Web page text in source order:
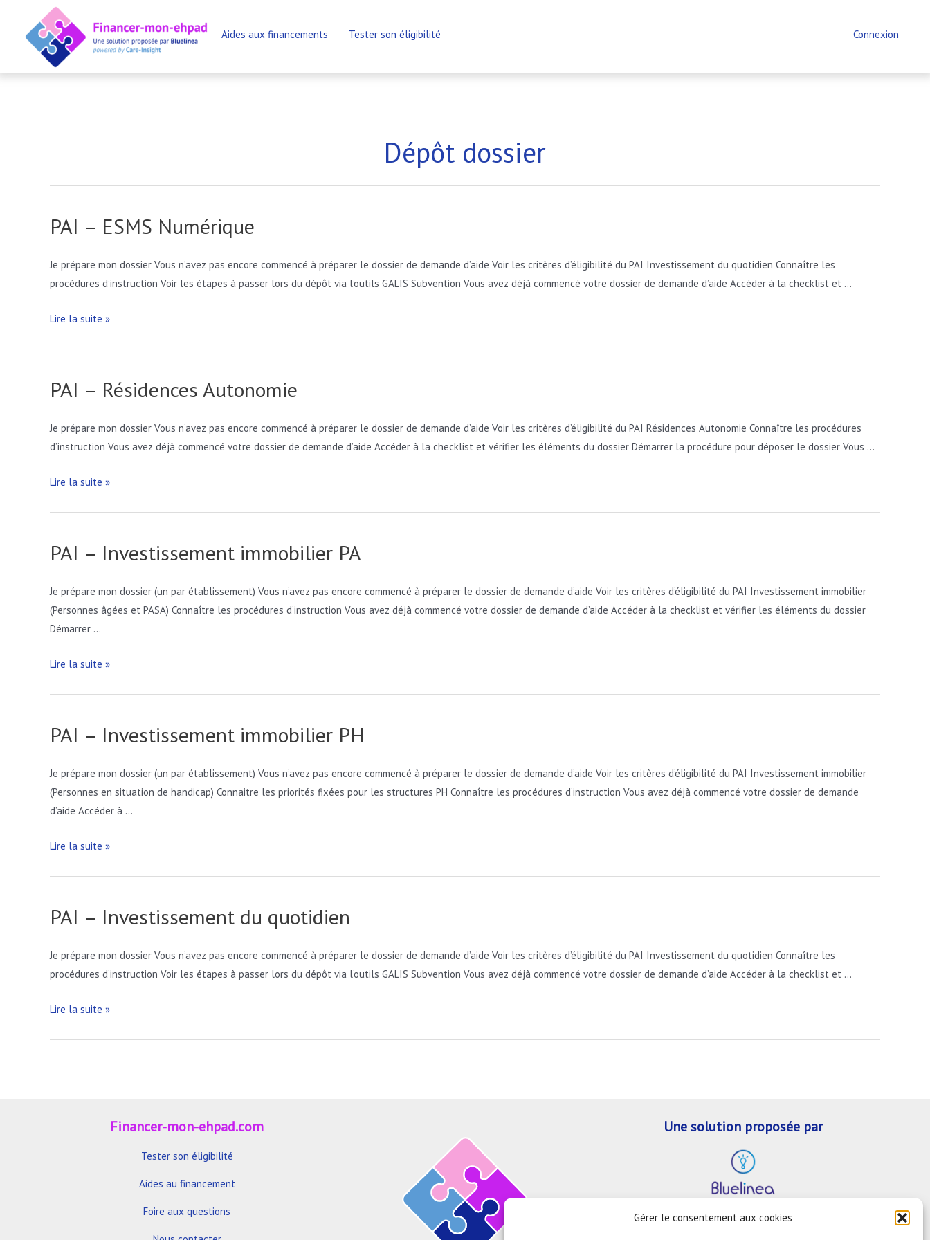
Gérer le consentement aux cookies
contenu
Aides aux financements Tester son éligibilité Connexion
Dépôt dossier
PAI – ESMS Numérique
Je prépare mon dossier Vous n’avez pas encore commencé à préparer le dossier de demande d’aide Voir les critères d’éligibilité du PAI Investissement du quotidien Connaître les
procédures d’instruction Voir les étapes à passer lors du dépôt via l’outils GALIS Subvention Vous avez déjà commencé votre dossier de demande d’aide Accéder à la checklist et …
PAI
Lire la suite »
PAI – Résidences Autonomie
Je prépare mon dossier Vous n’avez pas encore commencé à préparer le dossier de demande d’aide Voir les critères d’éligibilité du PAI Résidences Autonomie Connaître les procédures
d’instruction Vous avez déjà commencé votre dossier de demande d’aide Accéder à la checklist et vérifier les éléments du dossier Démarrer la procédure pour déposer le dossier Vous …
PAI
Lire la suite »
PAI – Investissement immobilier PA
Je prépare mon dossier (un par établissement) Vous n’avez pas encore commencé à préparer le dossier de demande d’aide Voir les critères d’éligibilité du PAI Investissement immobilier
(Personnes âgées et PASA) Connaître les procédures d’instruction Vous avez déjà commencé votre dossier de demande d’aide Accéder à la checklist et vérifier les éléments du dossier
Démarrer …
PAI
PA
Lire la suite »
PAI – Investissement immobilier PH
Je prépare mon dossier (un par établissement) Vous n’avez pas encore commencé à préparer le dossier de demande d’aide Voir les critères d’éligibilité du PAI Investissement immobilier
(Personnes en situation de handicap) Connaitre les priorités fixées pour les structures PH Connaître les procédures d’instruction Vous avez déjà commencé votre dossier de demande
d’aide Accéder à …
PAI
PH
Lire la suite »
PAI – Investissement du quotidien
Je prépare mon dossier Vous n’avez pas encore commencé à préparer le dossier de demande d’aide Voir les critères d’éligibilité du PAI Investissement du quotidien Connaître les
procédures d’instruction Voir les étapes à passer lors du dépôt via l’outils GALIS Subvention Vous avez déjà commencé votre dossier de demande d’aide Accéder à la checklist et …
PAI
Lire la suite »
Financer-mon-ehpad.com
Tester son éligibilité
Aides au financement
Foire aux questions
Une solution proposée par
En savoir plus sur le test d'éligibilité